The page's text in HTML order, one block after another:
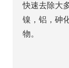
快速去除大
镍，铝，砷
物。